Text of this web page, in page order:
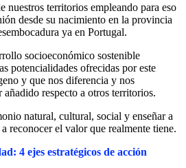
nuestros territorios empleando para eso
desde su nacimiento en la provincia
ya en Portugal.
socioeconómico sostenible
potencialidades ofrecidas por este
y que nos diferencia y nos
respecto a otros territorios.
natural, cultural, social y enseñar a
reconocer el valor que realmente tiene.
4 ejes estratégicos de acción